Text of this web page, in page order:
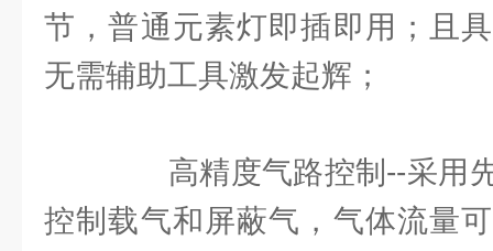
节，普通元素灯即插即用；且
无需辅助工具激发起辉；
高精度气路控制--采用
控制载气和屏蔽气，气体流量